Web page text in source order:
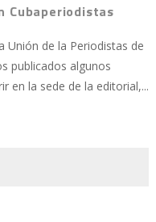
Cubaperiodistas
Unión de la Periodistas de
publicados algunos
en la sede de la editorial,...